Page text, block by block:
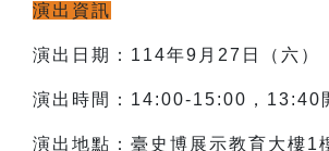
演出資訊
演出日期：114年9月27日（六）
演出時間：14:00-15:00，13:40
演出地點：臺史博展示教育大樓1